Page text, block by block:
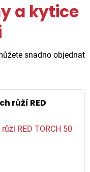
a kytice
snadno objednat
růží RED